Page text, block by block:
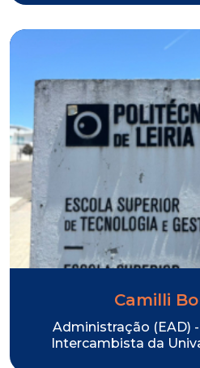
Camilli
Administração (EAD)
Intercambista da